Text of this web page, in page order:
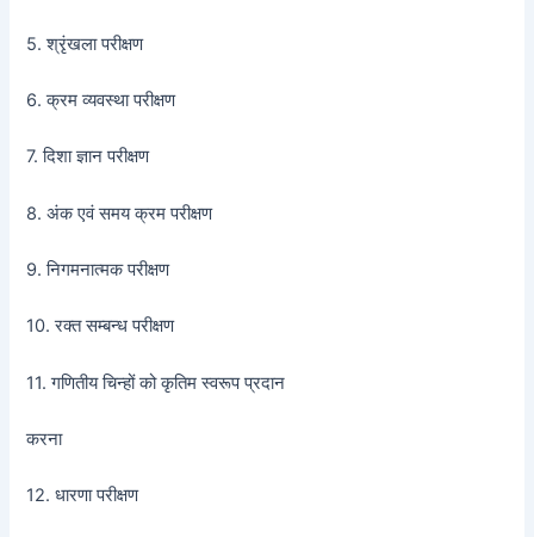
5. श्रृंखला परीक्षण
6. क्रम व्यवस्था परीक्षण
7. दिशा ज्ञान परीक्षण
8. अंक एवं समय क्रम परीक्षण
9. निगमनात्मक परीक्षण
10. रक्त सम्बन्ध परीक्षण
11. गणितीय चिन्हों को कृतिम स्वरूप प्रदान
करना
12. धारणा परीक्षण